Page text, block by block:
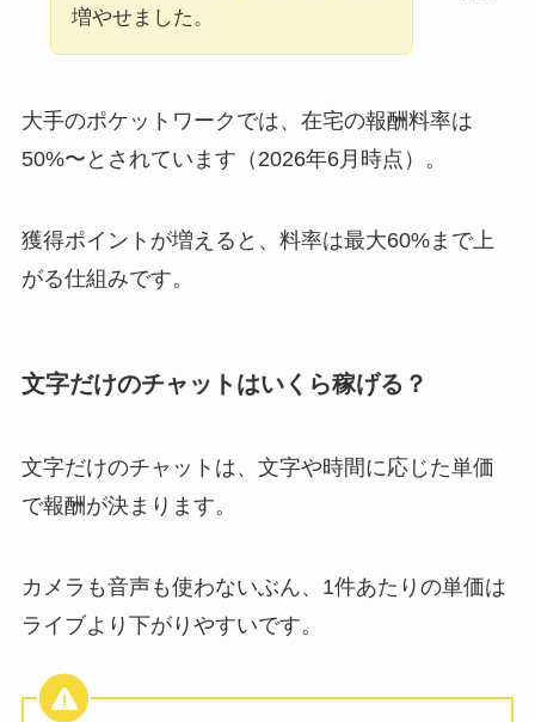
増やせました。
大手のポケットワークでは、在宅の報酬料率は
50%〜とされています（2026年6月時点）。
獲得ポイントが増えると、料率は最大60%まで上
がる仕組みです。
文字だけのチャットはいくら稼げる？
文字だけのチャットは、文字や時間に応じた単価
で報酬が決まります。
カメラも音声も使わないぶん、1件あたりの単価は
ライブより下がりやすいです。